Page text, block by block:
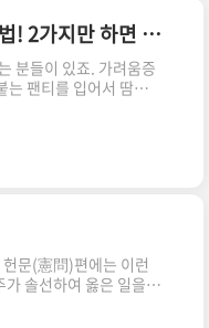
사업에서나 e-비즈니스
의 변화속도와 다양성
양하다..
남자 사타구니 가려움증 해결방법! 2가지만 하면 됩니다.
분들이 있죠. 가려움증
는 팬티를 입어서 땀이
곳에서 일하다가 엉
으로 인해 가려움증이
이 옮아서 생기기도
려움증을 치료하는 방
와 같은 것을 주로 처방
는 것이 보이지 않으면
특징은 피부가 점점 ..
문(憲問)편에는 이런
솔선하여 옳은 일을
성도 거기에 따르는